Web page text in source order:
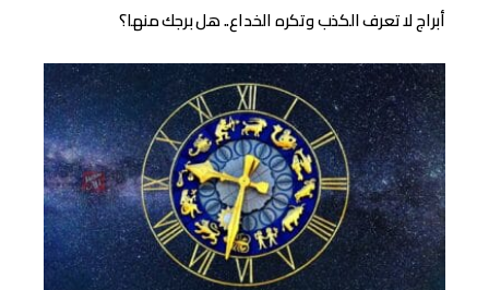
أبراج لا تعرف الكذب وتكره الخداع.. هل برجك منها؟